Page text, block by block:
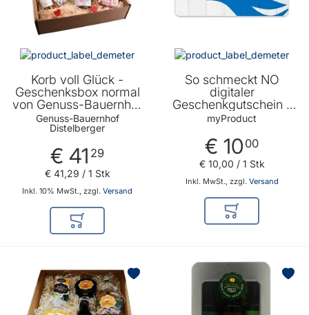
Korb voll Glück -
Geschenksbox normal
von Genuss-Bauernhof
Distelberger
Genuss-Bauernhof
Distelberger
€ 41 29
Inkl. 10% MwSt., zzgl. Versand
€ 41,29 / 1 Stk
In den Warenkorb
So schmeckt NÖ
digitaler
Geschenkgutschein -
E-Mail Versand
myProduct
€ 10 00
Inkl. MwSt., zzgl. Versand
€ 10,00 / 1 Stk
In den